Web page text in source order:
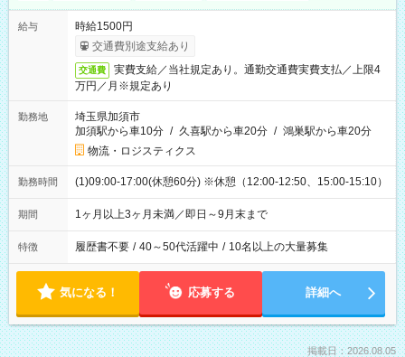
給与
時給1500円
交通費別途支給あり
交通費
実費支給／当社規定あり。通勤交通費実費支払／上限4
万円／月※規定あり
勤務地
埼玉県加須市
加須駅から車10分 / 久喜駅から車20分 / 鴻巣駅から車20分
物流・ロジスティクス
勤務時間 (1)09:00-17:00(休憩60分) ※休憩（12:00-12:50、15:00-15:10）
期間 1ヶ月以上3ヶ月未満／即日～9月末まで
特徴 履歴書不要 / 40～50代活躍中 / 10名以上の大量募集
気になる！ 応募する 詳細へ
掲載日：2026.08.05